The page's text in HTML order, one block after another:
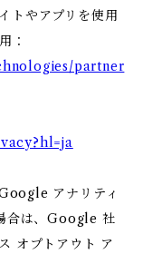
トやアプリを使用
：
partner
アナリティ
合は、Google 社
オプトアウト ア